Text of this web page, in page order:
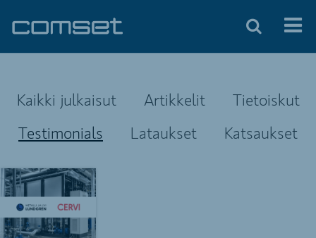
Kaikki julkaisut Artikkelit Tietoiskut
Testimonials Lataukset Katsaukset